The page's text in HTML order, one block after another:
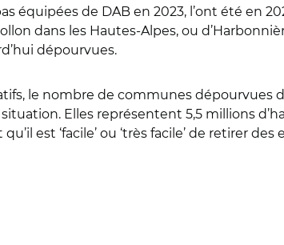
équipées de DAB en 2023, l’ont été en
dans les Hautes-Alpes, ou
dépourvues.
le nombre de communes
Elles représentent 5,5 millions
est ‘facile’ ou ‘très facile’ de retirer